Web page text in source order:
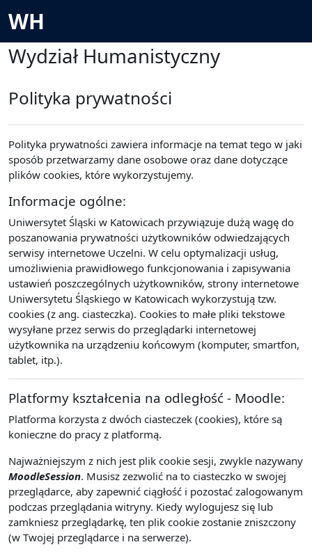
WH
Wydział Humanistyczny
Polityka prywatności
Polityka prywatności zawiera informacje na temat tego w jaki
sposób przetwarzamy dane osobowe oraz dane dotyczące
plików cookies, które wykorzystujemy.
Informacje ogólne:
Uniwersytet Śląski w Katowicach przywiązuje dużą wagę do
poszanowania prywatności użytkowników odwiedzających
serwisy internetowe Uczelni. W celu optymalizacji usług,
umożliwienia prawidłowego funkcjonowania i zapisywania
ustawień poszczególnych użytkowników, strony internetowe
Uniwersytetu Śląskiego w Katowicach wykorzystują tzw.
cookies (z ang. ciasteczka). Cookies to małe pliki tekstowe
wysyłane przez serwis do przeglądarki internetowej
użytkownika na urządzeniu końcowym (komputer, smartfon,
tablet, itp.).
Platformy kształcenia na odległość - Moodle:
Platforma korzysta z dwóch ciasteczek (cookies), które są
konieczne do pracy z platformą.
Najważniejszym z nich jest plik cookie sesji, zwykle nazywany
MoodleSession. Musisz zezwolić na to ciasteczko w swojej
przeglądarce, aby zapewnić ciągłość i pozostać zalogowanym
podczas przeglądania witryny. Kiedy wylogujesz się lub
zamkniesz przeglądarkę, ten plik cookie zostanie zniszczony
(w Twojej przeglądarce i na serwerze).